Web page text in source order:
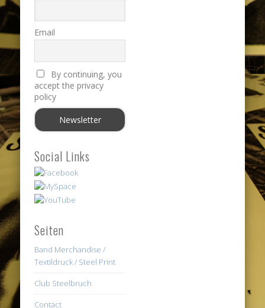
Email
By continuing, you
accept the privacy
policy
Social Links
Seiten
Band Merchandise /
Textildruck / Steel Print
Club Steelbruch
Contact